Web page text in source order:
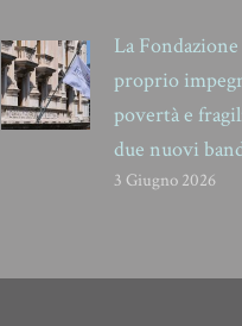
La
proprio
povertà e
due nuovi
3 Giugno 2026